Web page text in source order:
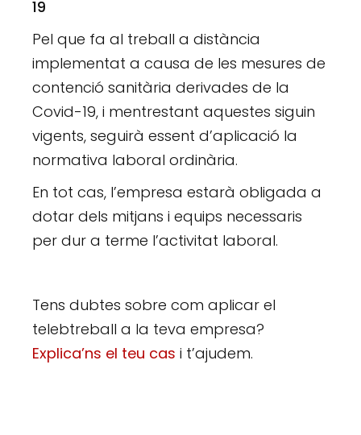
19
Pel que fa al treball a distància
implementat a causa de les mesures de
contenció sanitària derivades de la
Covid-19, i mentrestant aquestes siguin
vigents, seguirà essent d’aplicació la
normativa laboral ordinària.
En tot cas, l’empresa estarà obligada a
dotar dels mitjans i equips necessaris
per dur a terme l’activitat laboral.
Tens dubtes sobre com aplicar el
telebtreball a la teva empresa?
Explica’ns el teu cas i t’ajudem.